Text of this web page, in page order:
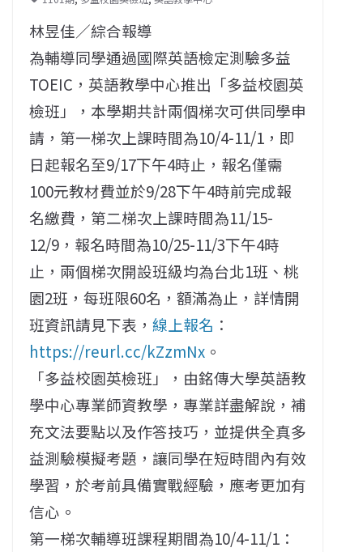
林昱佳／綜合報導
為輔導同學通過國際英語檢定測驗多益
TOEIC，英語教學中心推出「多益校園英
檢班」，本學期共計兩個梯次可供同學申
請，第一梯次上課時間為10/4-11/1，即
日起報名至9/17下午4時止，報名僅需
100元教材費並於9/28下午4時前完成報
名繳費，第二梯次上課時間為11/15-
12/9，報名時間為10/25-11/3下午4時
止，兩個梯次開設班級均為台北1班、桃
園2班，每班限60名，額滿為止，詳情開
班資訊請見下表， 線上報名 ：
https://reurl.cc/kZzmNx 。
「多益校園英檢班」，由銘傳大學英語教
學中心專業師資教學，專業詳盡解說，補
充文法要點以及作答技巧，並提供全真多
益測驗模擬考題，讓同學在短時間內有效
學習，於考前具備實戰經驗，應考更加有
信心。
第一梯次輔導班課程期間為10/4-11/1：